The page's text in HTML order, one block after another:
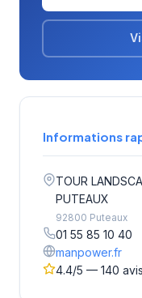
Informations
TOUR
PUTEAUX
92800 Puteaux
01 55 85 10 40
manpower.fr
4.4/5 — 140